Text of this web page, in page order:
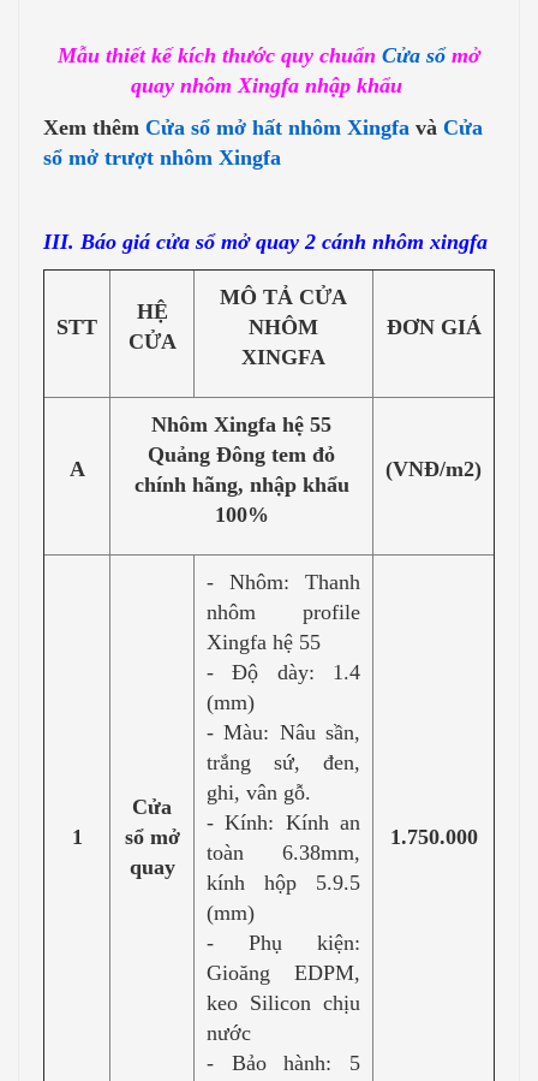
Mẫu thiết kế kích thước quy chuẩn Cửa sổmở
quay nhôm Xingfa nhập khẩu
Xem thêm Cửa sổ mở hất nhôm Xingfa và Cửa
sổ mở trượt nhôm Xingfa
III. Báo giá cửa sổ mở quay 2 cánh nhôm xingfa
STT
HỆ
CỬA
MÔ TẢ CỬA
NHÔM
XINGFA
ĐƠN GIÁ
A
Nhôm Xingfa hệ 55
Quảng Đông tem đỏ
chính hãng, nhập khẩu
100%
(VNĐ/m2)
1
Cửa
sổ mở
quay
- Nhôm: Thanh
nhôm profile
Xingfa hệ 55
- Độ dày: 1.4
(mm)
- Màu: Nâu sần,
trắng sứ, đen,
ghi, vân gỗ.
- Kính: Kính an
toàn 6.38mm,
kính hộp 5.9.5
(mm)
- Phụ kiện:
Gioăng EDPM,
keo Silicon chịu
nước
- Bảo hành: 5
1.750.000